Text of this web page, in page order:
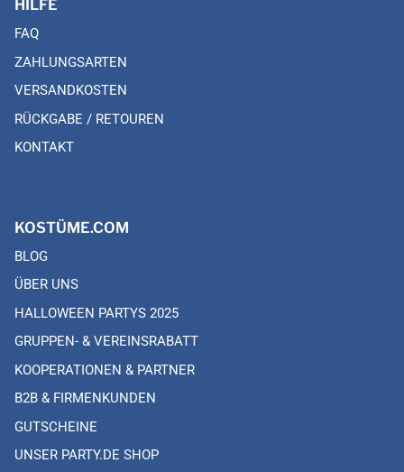
HILFE
FAQ
ZAHLUNGSARTEN
VERSANDKOSTEN
RÜCKGABE / RETOUREN
KONTAKT
KOSTÜME.COM
BLOG
ÜBER UNS
HALLOWEEN PARTYS 2025
GRUPPEN- & VEREINSRABATT
KOOPERATIONEN & PARTNER
B2B & FIRMENKUNDEN
GUTSCHEINE
UNSER PARTY.DE SHOP